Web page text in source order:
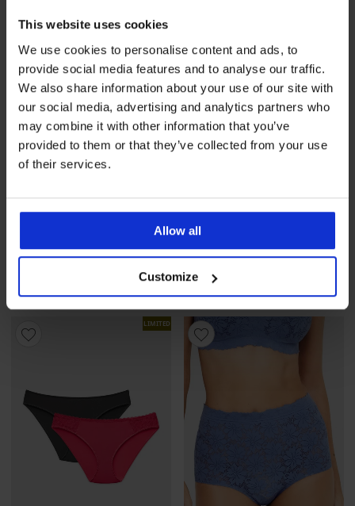
This website uses cookies
We use cookies to personalise content and ads, to
provide social media features and to analyse our traffic.
We also share information about your use of our site with
our social media, advertising and analytics partners who
may combine it with other information that you’ve
provided to them or that they’ve collected from your use
of their services.
Allow all
Customize
3+1 GRATIS
Gaćice Elegant Charm
24,99 €akcija 3+1 GRATIS
BESTSELLER
Gaćice Helena klasične s
povišenim strukom
LIMITED